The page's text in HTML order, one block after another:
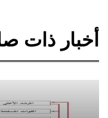
أخبار ذات